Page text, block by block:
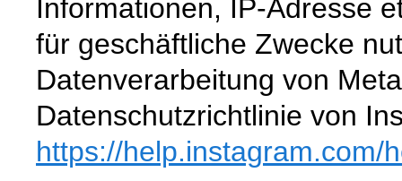
Informationen, IP-Adresse
für geschäftliche Zwecke
Datenverarbeitung von
Datenschutzrichtlinie von
https://help.instagram.com/